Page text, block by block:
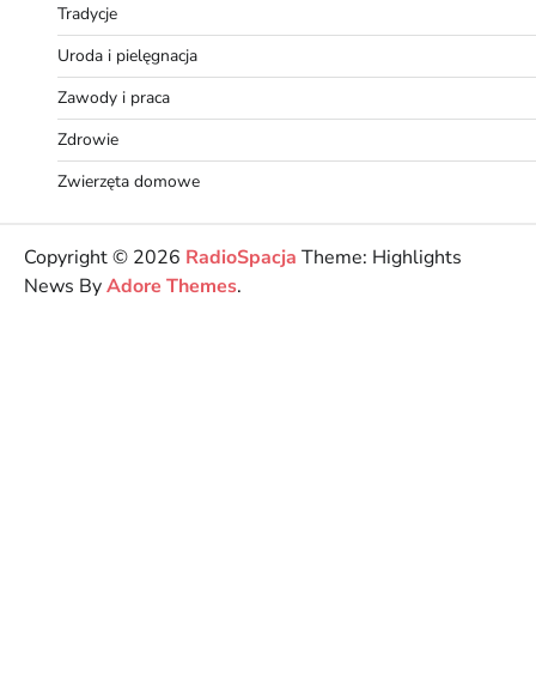
Tradycje
Uroda i pielęgnacja
Zawody i praca
Zdrowie
Zwierzęta domowe
Copyright © 2026 RadioSpacja Theme: Highlights
News ByAdore Themes.